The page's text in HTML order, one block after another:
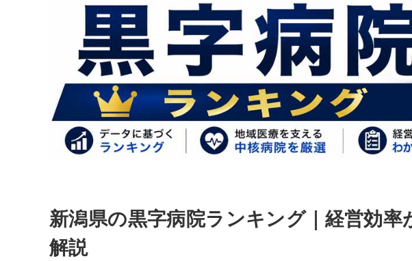
新潟県の黒字病院ランキング｜経営効
解説